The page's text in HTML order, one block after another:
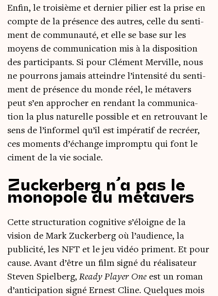
Enfin, le troi­sième et der­nier pilier est la prise en
compte de la pré­sence des autres, celle du sen­ti­
ment de com­mu­nau­té, et elle se base sur les
moyens de com­mu­ni­ca­tion mis à la dis­po­si­tion
des par­ti­ci­pants. Si pour Clé­ment Mer­ville, nous
ne pour­rons jamais atteindre l’intensité du sen­ti­
ment de pré­sence du monde réel, le méta­vers
peut s’en appro­cher en ren­dant la com­mu­ni­ca­
tion la plus natu­relle pos­sible et en retrou­vant le
sens de l’in­for­mel qu’il est impé­ra­tif de recréer,
ces moments d’échange impromp­tu qui font le
ciment de la vie sociale.
Zuckerberg n’a pas le
monopole du métavers
Cette struc­tu­ra­tion cog­ni­tive s’éloigne de la
vision de Mark Zucker­berg où l’audience, la
publi­ci­té, les NFT et le jeu vidéo priment. Et pour
cause. Avant d’être un film signé du réa­li­sa­teur
Ste­ven Spiel­berg, Rea­dy Player One est un roman
d’an­ti­ci­pa­tion signé Ernest Cline. Quelques mois